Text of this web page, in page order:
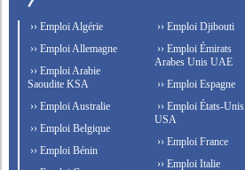
›› Emploi Algérie
›› Emploi Allemagne
›› Emploi Arabie
Saoudite KSA
›› Emploi Australie
›› Emploi Belgique
›› Emploi Bénin
›› Emploi Djibouti
›› Emploi Émirats
Arabes Unis UAE
›› Emploi Espagne
›› Emploi États-Unis
USA
›› Emploi France
›› Emploi Italie